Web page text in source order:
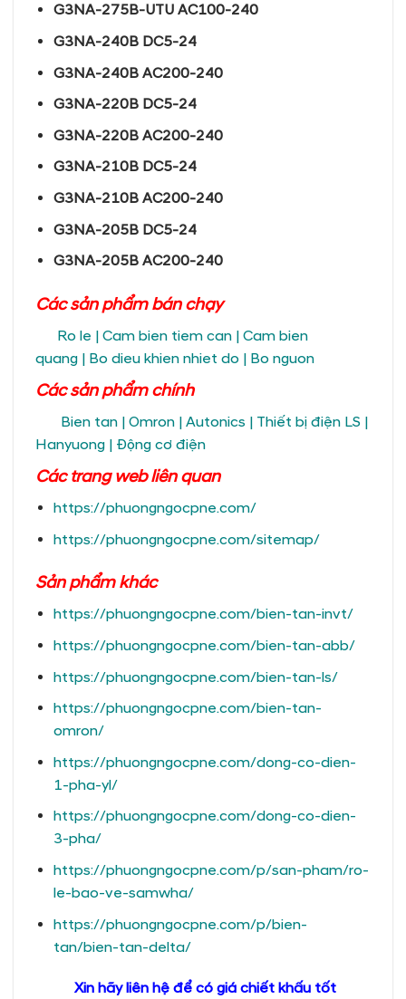
G3NA-275B-UTU AC100-240
G3NA-240B DC5-24
G3NA-240B AC200-240
G3NA-220B DC5-24
G3NA-220B AC200-240
G3NA-210B DC5-24
G3NA-210B AC200-240
G3NA-205B DC5-24
G3NA-205B AC200-240
Các sản phẩm bán chạy
Ro le | Cam bien tiem can | Cam bien
quang | Bo dieu khien nhiet do | Bo nguon
Các sản phẩm chính
Bien tan | Omron | Autonics | Thiết bị điện LS |
Hanyuong | Động cơ điện
Các trangweb liên quan
https://phuongngocpne.com/
https://phuongngocpne.com/sitemap/
Sản phẩm khác
https://phuongngocpne.com/bien-tan-invt/
https://phuongngocpne.com/bien-tan-abb/
https://phuongngocpne.com/bien-tan-ls/
https://phuongngocpne.com/bien-tan-
omron/
https://phuongngocpne.com/dong-co-dien-
1-pha-yl/
https://phuongngocpne.com/dong-co-dien-
3-pha/
https://phuongngocpne.com/p/san-pham/ro-
le-bao-ve-samwha/
https://phuongngocpne.com/p/bien-
tan/bien-tan-delta/
Xin hãy liên hệ để có giá chiết khấu tốt